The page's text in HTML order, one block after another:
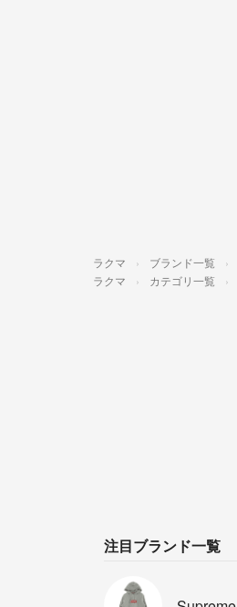
ラクマ ブランド一覧
ラクマ カテゴリ一覧
注目ブランド一覧